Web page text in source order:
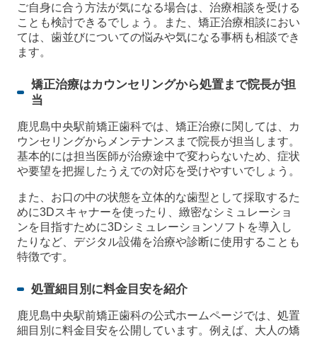
ご自身に合う方法が気になる場合は、治療相談を受ける
ことも検討できるでしょう。また、矯正治療相談におい
ては、歯並びについての悩みや気になる事柄も相談でき
ます。
矯正治療はカウンセリングから処置まで院長が担
当
鹿児島中央駅前矯正歯科では、矯正治療に関しては、カ
ウンセリングからメンテナンスまで院長が担当します。
基本的には担当医師が治療途中で変わらないため、症状
や要望を把握したうえでの対応を受けやすいでしょう。
また、お口の中の状態を立体的な歯型として採取するた
めに3Dスキャナーを使ったり、緻密なシミュレーショ
ンを目指すために3Dシミュレーションソフトを導入し
たりなど、デジタル設備を治療や診断に使用することも
特徴です。
処置細目別に料金目安を紹介
鹿児島中央駅前矯正歯科の公式ホームページでは、処置
細目別に料金目安を公開しています。例えば、大人の矯